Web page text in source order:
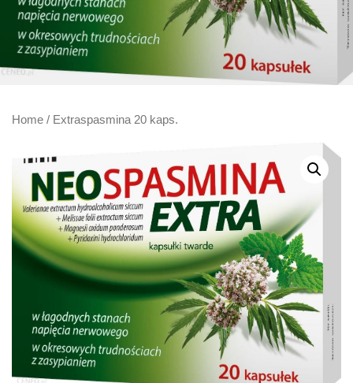
Home / Extraspasmina 20 kaps.